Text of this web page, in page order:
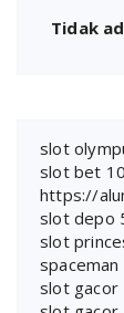
Tidak
slot
slot bet
https://
slot depo
slot
spaceman
slot gacor